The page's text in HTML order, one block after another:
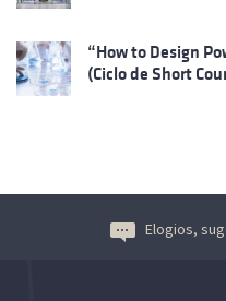
“How to Design
(Ciclo de Short
Elogios,